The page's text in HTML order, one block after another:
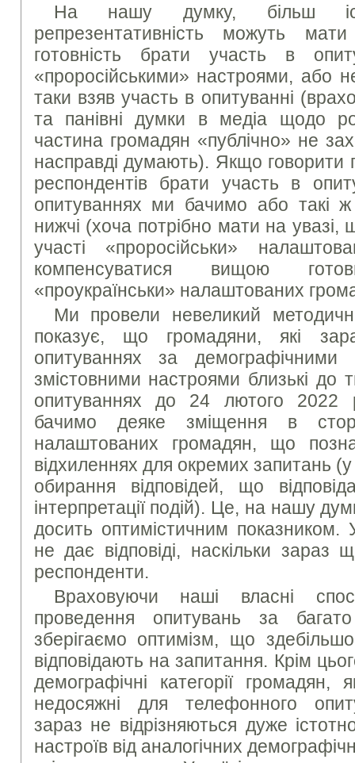
На нашу думку, більш
репрезентативність можуть
готовність брати участь в
«проросійськими» настроями, або
таки взяв участь в опитуванні
та панівні думки в медіа щодо
частина громадян «публічно» не
насправді думають). Якщо говорити
респондентів брати участь в
опитуваннях ми бачимо або такі
нижчі (хоча потрібно мати на увазі,
участі «проросійськи»
компенсуватися вищою
«проукраїнськи» налаштованих
Ми провели невеликий
показує, що громадяни, які
опитуваннях за демографічними
змістовними настроями близькі до
опитуваннях до 24 лютого 2022
бачимо деяке зміщення в
налаштованих громадян, що
відхиленнях для окремих запитань
обирання відповідей, що
інтерпретації подій). Це, на нашу
досить оптимістичним показником.
не дає відповіді, наскільки зараз
респонденти.
Враховуючи наші власні
проведення опитувань за
зберігаємо оптимізм, що
відповідають на запитання. Крім
демографічні категорії громадян,
недосяжні для телефонного
зараз не відрізняються дуже
настроїв від аналогічних